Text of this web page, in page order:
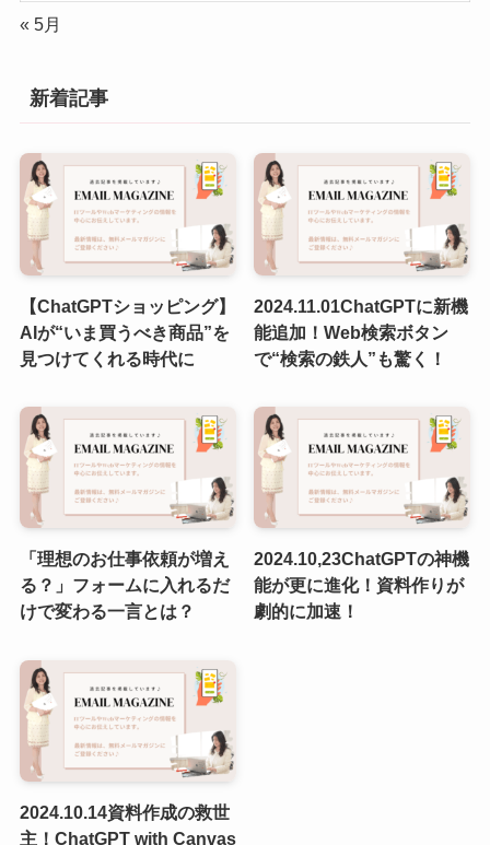
« 5月
新着記事
【ChatGPTショッピング】
AIが“いま買うべき商品”を
見つけてくれる時代に
2024.11.01ChatGPTに新機
能追加！Web検索ボタン
で“検索の鉄人”も驚く！
「理想のお仕事依頼が増え
る？」フォームに入れるだ
けで変わる一言とは？
2024.10,23ChatGPTの神機
能が更に進化！資料作りが
劇的に加速！
2024.10.14資料作成の救世
主！ChatGPT with Canvas